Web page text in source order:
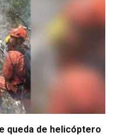
queda de helicóptero